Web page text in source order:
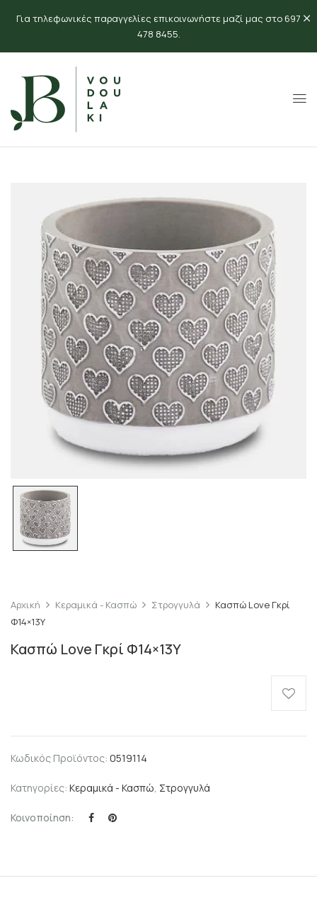
Για τηλεφωνικές παραγγελίες επικοινωνήστε μαζί μας στο 697
478 8455.
Αρχική Κεραμικά - Κασπώ Στρογγυλά
Κασπώ Love Γκρί
Φ14×13Υ
Κασπώ Love Γκρί Φ14×13Υ
Κωδικός Προϊόντος: 0519114
Κατηγορίες: Κεραμικά - Κασπώ, Στρογγυλά
Κοινοποίηση: